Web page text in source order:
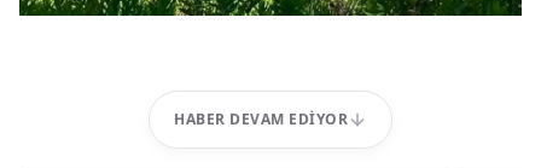
HABER DEVAM EDIYOR